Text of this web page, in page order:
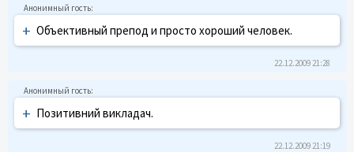
+ Объективный препод и просто хороший человек.
22.12.2009 21:28
+ Позитивний викладач.
22.12.2009 21:19